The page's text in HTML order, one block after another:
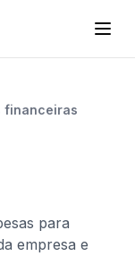
financeiras
para
empresa e